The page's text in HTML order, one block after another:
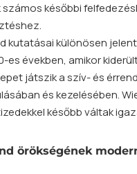
későbbi
kutatásai különösen
es években, amikor
játszik a szív- és
és kezelésében.
később váltak
örökségének